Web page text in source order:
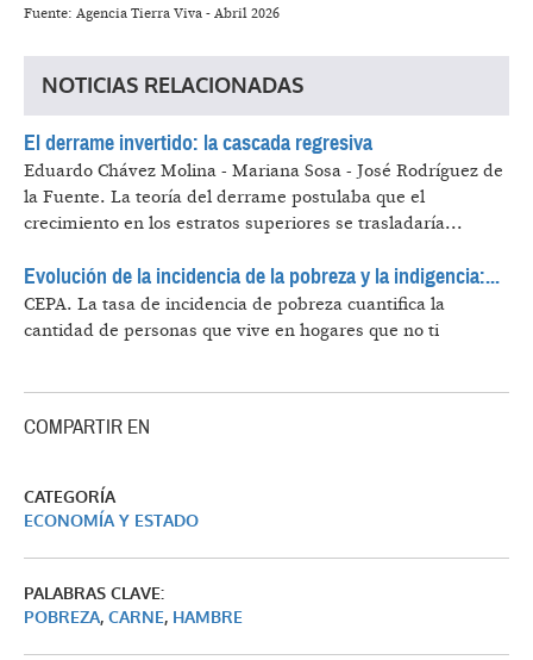
Fuente: Agencia Tierra Viva - Abril 2026
NOTICIAS RELACIONADAS
El derrame invertido: la cascada regresiva
Eduardo Chávez Molina - Mariana Sosa - José Rodríguez de
la Fuente. La teoría del derrame postulaba que el
crecimiento en los estratos superiores se trasladaría...
Evolución de la incidencia de la pobreza y la indigencia:...
CEPA. La tasa de incidencia de pobreza cuantifica la
cantidad de personas que vive en hogares que no ti
COMPARTIR EN
CATEGORÍA
ECONOMÍA Y ESTADO
PALABRAS CLAVE:
POBREZA, CARNE, HAMBRE